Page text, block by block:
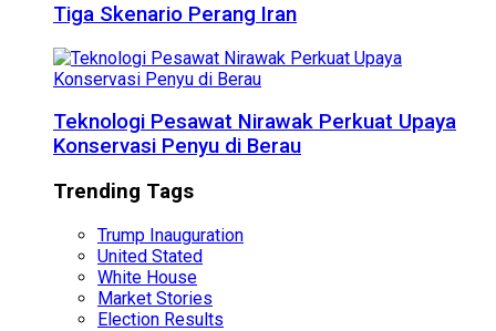
Tiga Skenario Perang Iran
Teknologi Pesawat Nirawak Perkuat Upaya
Konservasi Penyu di Berau
Trending Tags
Trump Inauguration
United Stated
White House
Market Stories
Election Results